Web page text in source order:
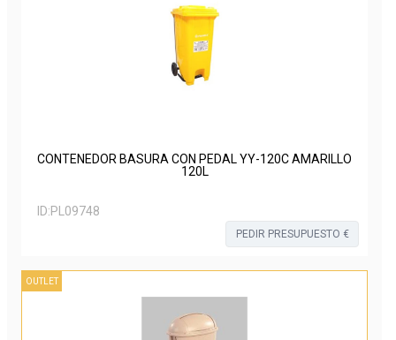
CONTENEDOR BASURA CON PEDAL YY-120C AMARILLO
120L
ID:PL09748
PEDIR PRESUPUESTO €
OUTLET